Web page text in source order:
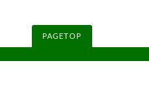
PAGETOP